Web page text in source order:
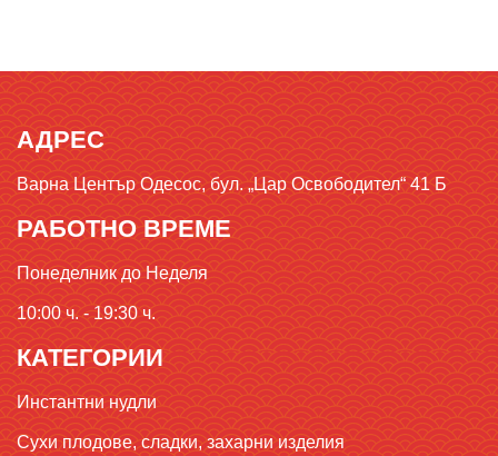
АДРЕС
Варна Център Одесос, бул. „Цар Освободител“ 41 Б
РАБОТНО ВРЕМЕ
Понеделник до Неделя
10:00 ч. - 19:30 ч.
КАТЕГОРИИ
Инстантни нудли
Сухи плодове, сладки, захарни изделия